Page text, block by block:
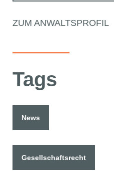
ZUM ANWALTSPROFIL
Tags
News
Gesellschaftsrecht